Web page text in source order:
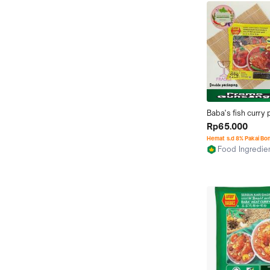
Baba's fish curry
250gram / serbuk
babas
Rp65.000
Hemat s.d 8% Pakai
Food